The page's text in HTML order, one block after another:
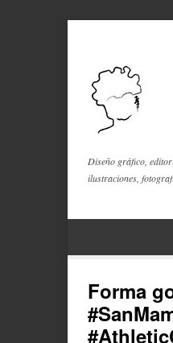
Diseño gráfico,
ilustraciones,
Forma